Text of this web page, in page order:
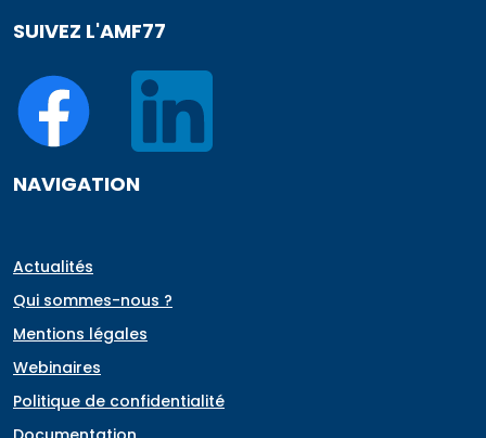
SUIVEZ L'AMF77
NAVIGATION
Actualités
Qui sommes-nous ?
Mentions légales
Webinaires
Politique de confidentialité